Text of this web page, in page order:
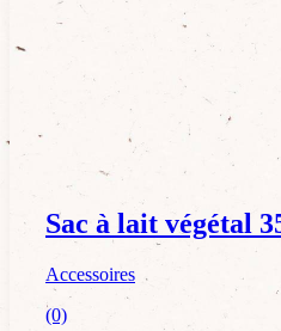
Sac à lait végétal
Accessoires
(0)
Accessoires